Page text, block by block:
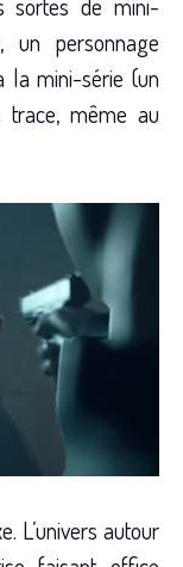
un personnage
la mini-série (un
trace, même au
L’univers autour